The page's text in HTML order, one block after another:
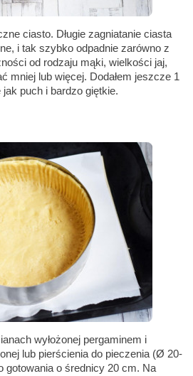
ciasto. Długie zagniatanie ciasta
i tak szybko odpadnie zarówno z
od rodzaju mąki, wielkości jaj,
mniej lub więcej. Dodałem jeszcze 1
puch i bardzo giętkie.
wyłożonej pergaminem i
lub pierścienia do pieczenia (Ø 20-
gotowania o średnicy 20 cm. Na